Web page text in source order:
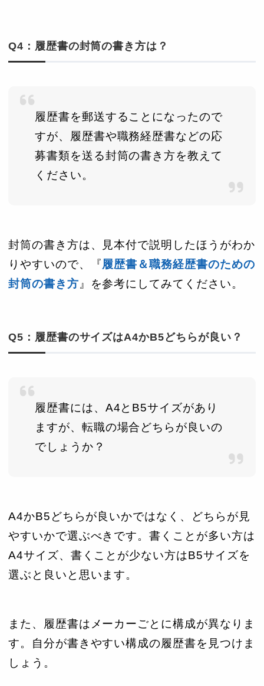
Q4：履歴書の封筒の書き方は？
履歴書を郵送することになったので
すが、履歴書や職務経歴書などの応
募書類を送る封筒の書き方を教えて
ください。
封筒の書き方は、見本付で説明したほうがわか
りやすいので、『履歴書＆職務経歴書のための
封筒の書き方 』を参考にしてみてください。
Q5：履歴書のサイズはA4かB5どちらが良い？
履歴書には、A4とB5サイズがあり
ますが、転職の場合どちらが良いの
でしょうか？
A4かB5どちらが良いかではなく、どちらが見
やすいかで選ぶべきです。書くことが多い方は
A4サイズ、書くことが少ない方はB5サイズを
選ぶと良いと思います。
また、履歴書はメーカーごとに構成が異なりま
す。自分が書きやすい構成の履歴書を見つけま
しょう。